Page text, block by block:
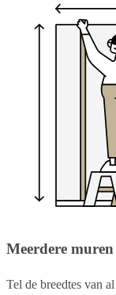
Meerdere muren
Tel de breedtes van